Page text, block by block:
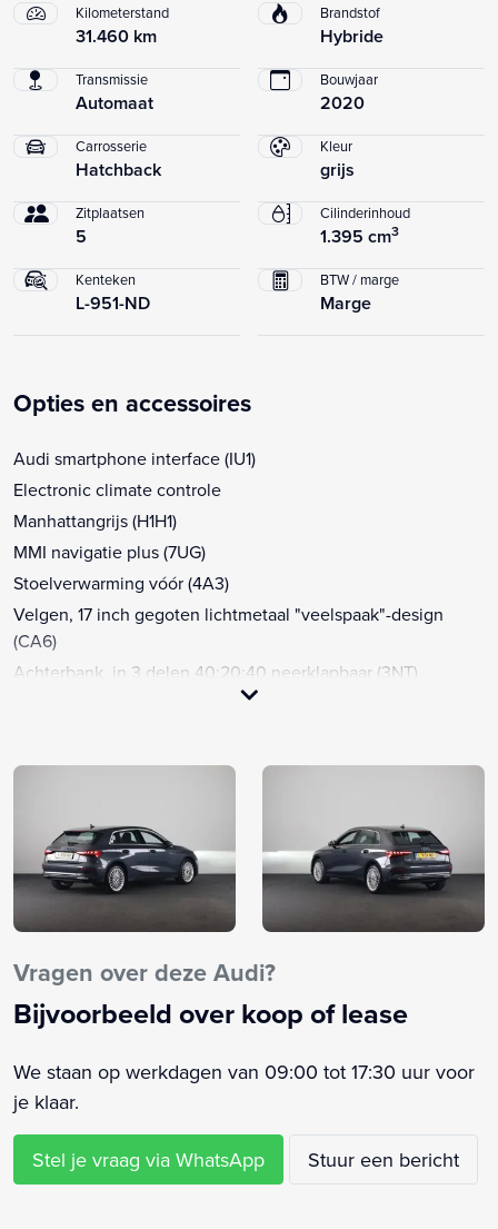
Kilometerstand
31.460 km
Brandstof
Hybride
Transmissie
Automaat
Bouwjaar
2020
Carrosserie
Hatchback
Kleur
grijs
Zitplaatsen
5
Cilinderinhoud
1.395 cm3
Kenteken
L-951-ND
BTW / marge
Marge
Opties en accessoires
Audi smartphone interface (IU1)
Electronic climate controle
Manhattangrijs (H1H1)
MMI navigatie plus (7UG)
Stoelverwarming vóór (4A3)
Velgen, 17 inch gegoten lichtmetaal "veelspaak"-design
(CA6)
Achterbank, in 3 delen 40:20:40 neerklapbaar (3NT)
Achterbank, in ongelijke delen neerklapbaar (3NZ)
Alarm klasse 1(startblokkering)
Anti Blokkeer Systeem
Anti doorSlip Regeling
Audi connect Navigation & Infotainment (3 jaar) (IT4)
Audi pre sense front (8J3)
Audi virtual cockpit (9S1)
Bandenspanningscontrolesysteem
Bestuurdersstoel in hoogte verstelbaar
Brake Assist System
Buitenspiegelbuizing in carroseriekleur (6FA)
Buitenspiegels elektrisch verstel- en verwarmbaar
Vragen over deze Audi?
Bijvoorbeeld over koop of lease
We staan op werkdagen van 09:00 tot 17:30 uur voor
je klaar.
Stel je vraag via WhatsApp Stuur een bericht